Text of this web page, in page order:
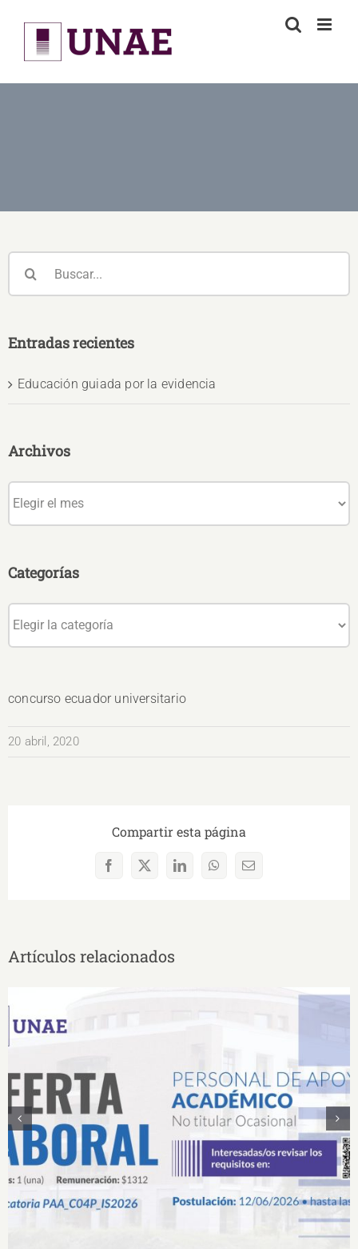
content
concurso ecuador universitario
20 abril, 2020
Compartir esta página
Facebook
X LinkedInWhatsAppCorreo
Artículos relacionados
Convocatoria Proceso de Selección de Personal
de Apoyo Académico No Titular Ocasional
Presencial
Entradas recientes
Educación guiada por la evidencia
Archivos
Categorías